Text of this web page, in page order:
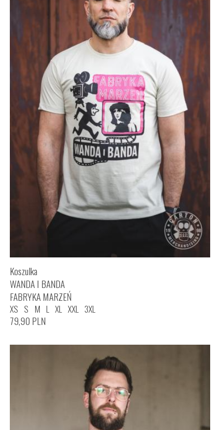
Koszulka
WANDA I BANDA
FABRYKA MARZEŃ
XS S M L XL XXL 3XL
79,90 PLN